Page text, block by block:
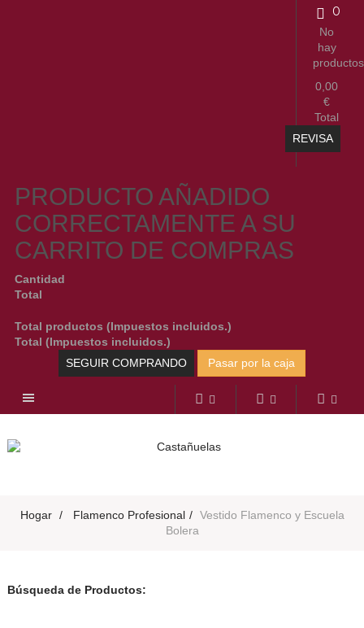
0
No
hay
productos
0,00
€
Total
REVISA
PRODUCTO AÑADIDO
CORRECTAMENTE A SU
CARRITO DE COMPRAS
Cantidad
Total
Total productos (Impuestos incluidos.)
Total (Impuestos incluidos.)
SEGUIR COMPRANDO
Pasar por la caja
Navegación
Toggle
Hogar > Flamenco Profesional > Vestido Flamenco y Escuela
Bolera
Búsqueda de Productos: